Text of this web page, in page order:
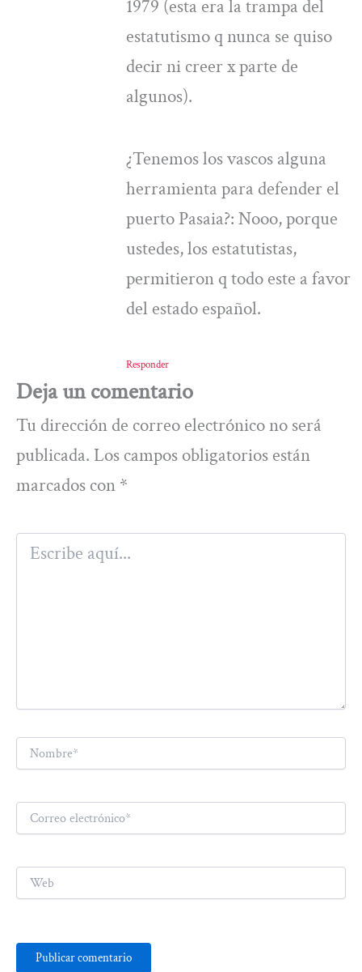
1979 (esta era la trampa del
estatutismo q nunca se quiso
decir ni creer x parte de
algunos).
¿Tenemos los vascos alguna
herramienta para defender el
puerto Pasaia?: Nooo, porque
ustedes, los estatutistas,
permitieron q todo este a favor
del estado español.
Responder
Deja un comentario
Tu dirección de correo electrónico no será
publicada. Los campos obligatorios están
marcados con *
Escribe
aquí...
Nombre*
Correo
electrónico*
Web